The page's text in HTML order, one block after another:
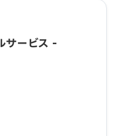
サービス -